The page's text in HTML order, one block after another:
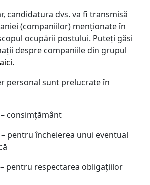
candidatura dvs. va fi transmisă
(companiilor) menționate în
ocupării postului. Puteți găsi
despre companiile din grupul
aici.
personal sunt prelucrate în
– consimțământ
– pentru încheierea unui eventual
– pentru respectarea obligațiilor